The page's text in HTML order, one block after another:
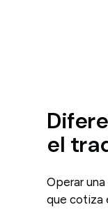
el
Operar
que cotiza